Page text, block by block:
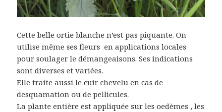
Cette belle ortie blanche n’est pas piquante. On
utilise même ses fleurs en applications locales
pour soulager le démangeaisons. Ses indications
sont diverses et variées.
Elle traite aussi le cuir chevelu en cas de
desquamation ou de pellicules.
La plante entière est appliquée sur les oedèmes , les